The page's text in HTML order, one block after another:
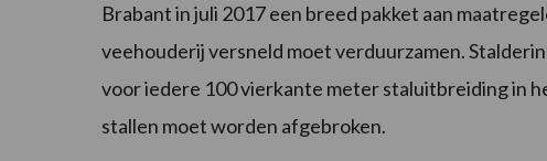
Brabant in juli 2017 een breed pakket aan
veehouderij versneld moet verduurzamen.
voor iedere 100 vierkante meter staluitbreiding in
stallen moet worden afgebroken.